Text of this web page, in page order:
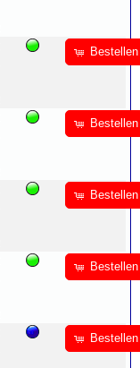
Bestellen
Bestellen
Bestellen
Bestellen
Bestellen